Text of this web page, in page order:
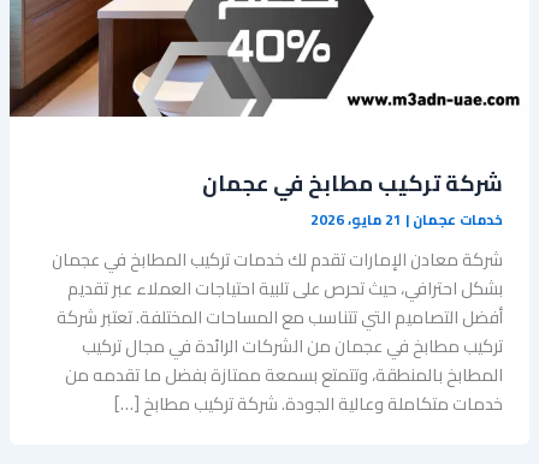
شركة تركيب مطابخ في عجمان
خدمات عجمان| 21 مايو، 2026
شركة معادن الإمارات تقدم لك خدمات تركيب المطابخ في عجمان
بشكل احترافي، حيث تحرص على تلبية احتياجات العملاء عبر تقديم
أفضل التصاميم التي تتناسب مع المساحات المختلفة. تعتبر شركة
تركيب مطابخ في عجمان من الشركات الرائدة في مجال تركيب
المطابخ بالمنطقة، وتتمتع بسمعة ممتازة بفضل ما تقدمه من
خدمات متكاملة وعالية الجودة. شركة تركيب مطابخ […]